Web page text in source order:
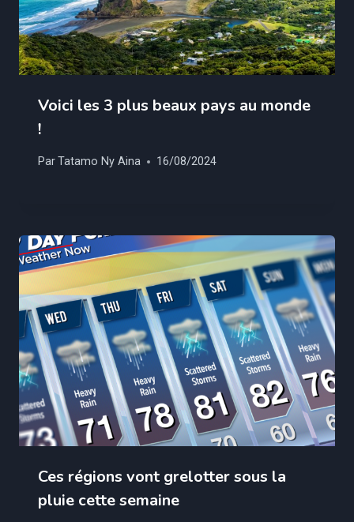
Voici les 3 plus beaux pays au monde
!
ParTatamo Ny Aina 16/08/2024
Ces régions vont grelotter sous la
pluie cette semaine